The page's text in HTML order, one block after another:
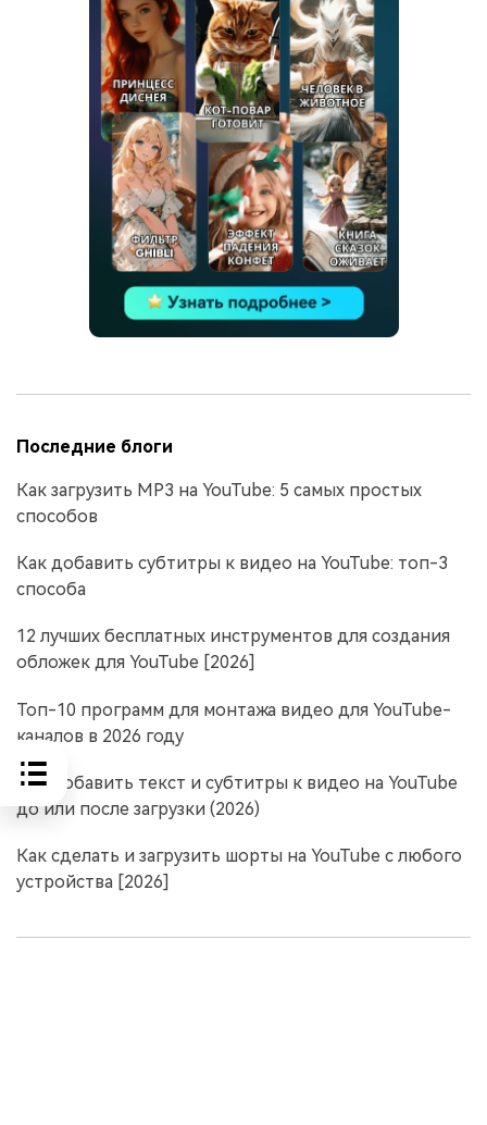
Последние блоги
Как загрузить MP3 на YouTube: 5 самых простых
способов
Как добавить субтитры к видео на YouTube: топ-3
способа
12 лучших бесплатных инструментов для создания
обложек для YouTube [2026]
Топ-10 программ для монтажа видео для YouTube-
каналов в 2026 году
Как добавить текст и субтитры к видео на YouTube
до или после загрузки (2026)
Как сделать и загрузить шорты на YouTube с любого
устройства [2026]